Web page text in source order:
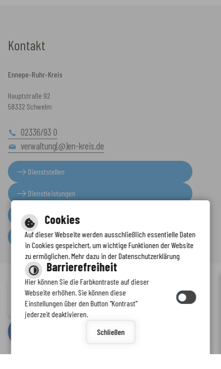
Kontakt
Ennepe-Ruhr-Kreis
Hauptstraße 92
58332 Schwelm
02336/93 0
verwaltung(@)en-kreis.de
Dienststellen
Dienstleistungen
Presseinformationen
Serviceportal
Inhalt-Impressum-Datenschutzerklärung Kontaktformular -
Barrierefreiheit
bycm citymedia GmbH
Immer auf dem neuesten Stand
www.enkreis.de möchte Ihnen Benachrichtigungen senden
Cookies
Auf dieser Webseite werden ausschließlich essentielle Daten
in Cookies gespeichert, um wichtige Funktionen der Website
zu ermöglichen. Mehr dazu in der Datenschutzerklärung
Barrierefreiheit
Hier können Sie die Farbkontraste auf dieser
Webseite erhöhen. Sie können diese
Einstellungen über den Button "Kontrast"
jederzeit deaktivieren.
Schließen